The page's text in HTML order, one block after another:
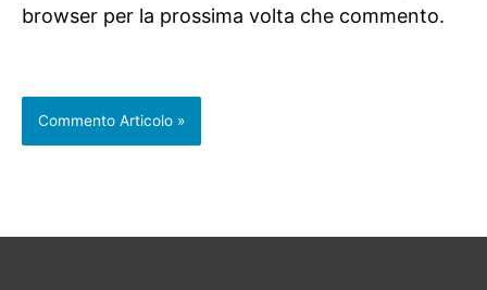
browser per la prossima volta che commento.